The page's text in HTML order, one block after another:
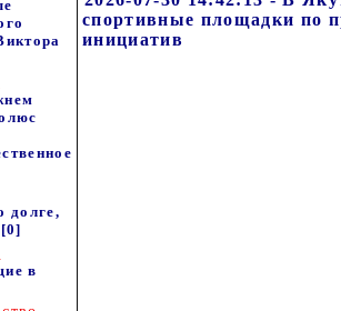
долге,
[0]
в
спортивные площадки по
инициатив